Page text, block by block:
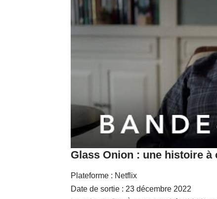
Glass Onion : une histoire
Plateforme : Netflix
Date de sortie : 23 décembre 2022